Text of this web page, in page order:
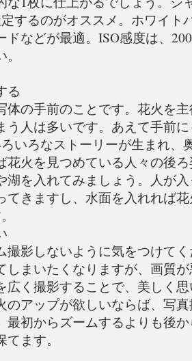
するのがオススメ。ホワイト
ドなどが最適。ISO感度は、
る
体の手前のことです。花火を
う人は多いです。あえて手前
いろなストーリーが生まれ、
花火を見つめている人々の後
湖を入れてみましょう。人が
てきますし、水面を入れれば
撮影しないように気をつけて
しまいたくなりますが、画質
広く撮影することで、美しく
のアップが欲しいならば、写
最初からズームするよりも後
ます。